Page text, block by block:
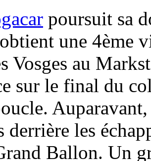
poursuit sa
une 4ème
Vosges au
sur le final du
derrière les
Ballon. Un